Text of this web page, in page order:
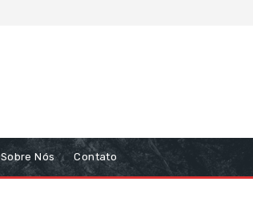
Sobre Nós Contato